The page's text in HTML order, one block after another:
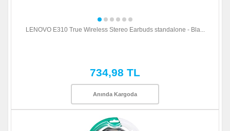
LENOVO E310 True Wireless Stereo Earbuds standalone - Bla...
734,98 TL
Anında Kargoda